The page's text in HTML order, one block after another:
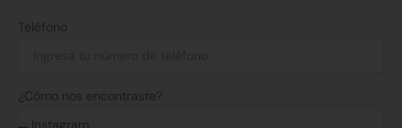
Teléfono
¿Cómo nos encontraste?